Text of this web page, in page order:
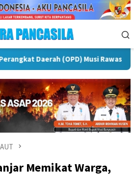
19, Plt Bupati Rejang Lebong:
Memikat Warga,